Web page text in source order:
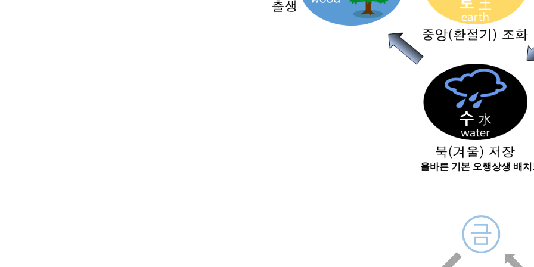
올바른 기본 오행상생 배치